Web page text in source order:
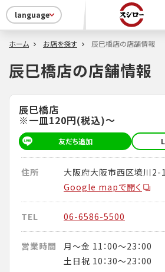
language
ホーム お店を探す 辰巳橋店の店舗情報
辰巳橋店の店舗情報
辰巳橋店
※一皿120円(税込)～
友だち追加
住所
大阪府大阪市西区境川2-
Google mapで開く
TEL 06-6586-5500
営業時間
月～金 11：00～23：00
土日祝 10：30～23：00